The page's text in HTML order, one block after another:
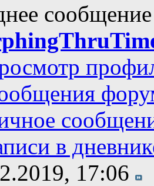
в
17:06